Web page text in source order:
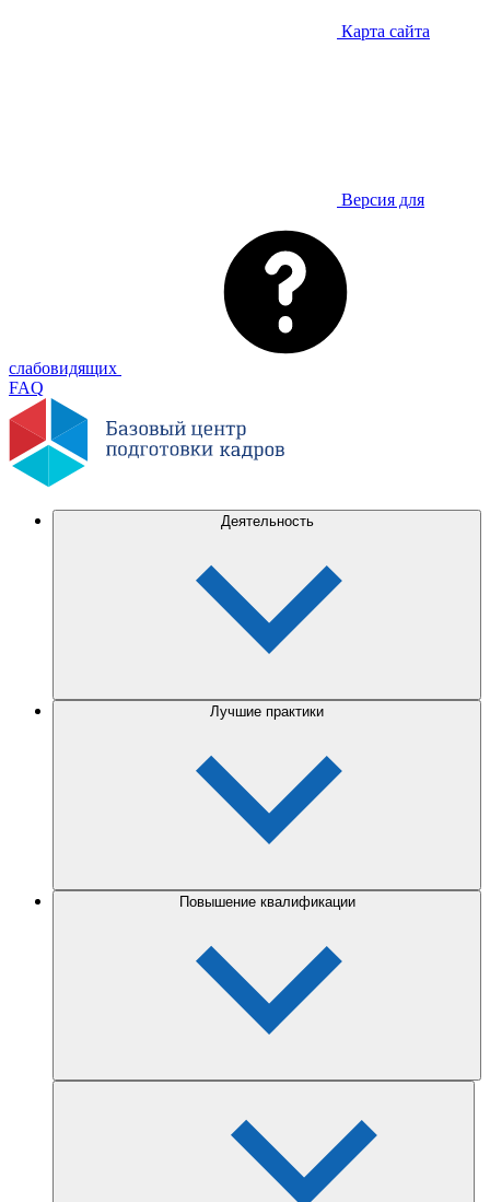
Карта сайта
Версия для
слабовидящих
FAQ
Деятельность
Лучшие практики
Повышение квалификации